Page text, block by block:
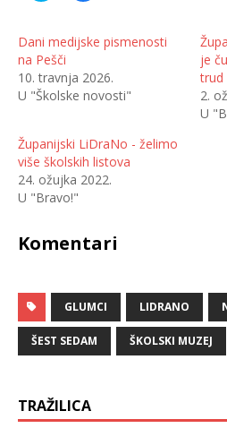
e
l
i
a
T
w
e
r
u
(
O
t
a
s
o
m
p
r
o
u
)
m
p
d
i
j
e
e
n
a
F
a
o
k
t
v
r
a
s
e
m
Dani medijske pismenosti
na Pešči
10. travnja 2026.
U "Školske novosti"
je
trud
2.
U
Županijski LiDraNo - želimo
više školskih listova
24. ožujka 2022.
U "Bravo!"
Komentari
GLUMCI LIDRANO
ŠEST SEDAM ŠKOLSKI MUZEJ
TRAŽILICA